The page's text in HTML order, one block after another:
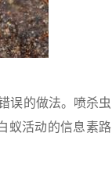
误的做法。喷杀虫
蚁活动的信息素路